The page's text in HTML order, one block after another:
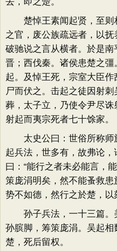
楚悼王素闻起贤，至则
之官，废公族疏远者，以抚
破驰说之言从横者。於是
晋；西伐秦。诸侯患楚之
起。及悼王死，宗室大臣
尸而伏之。击起之徒因射
葬，太子立，乃使令尹尽
射起而夷宗死者七十馀家。
太史公曰：世俗所称师
起兵法，世多有，故弗论
曰：“能行之者未必能言，
策庞涓明矣，然不能蚤救
势不如德，然行之於楚，以
孙子兵法，一十三篇。
孙膑脚，筹策庞涓。吴起
楚，死后留权。